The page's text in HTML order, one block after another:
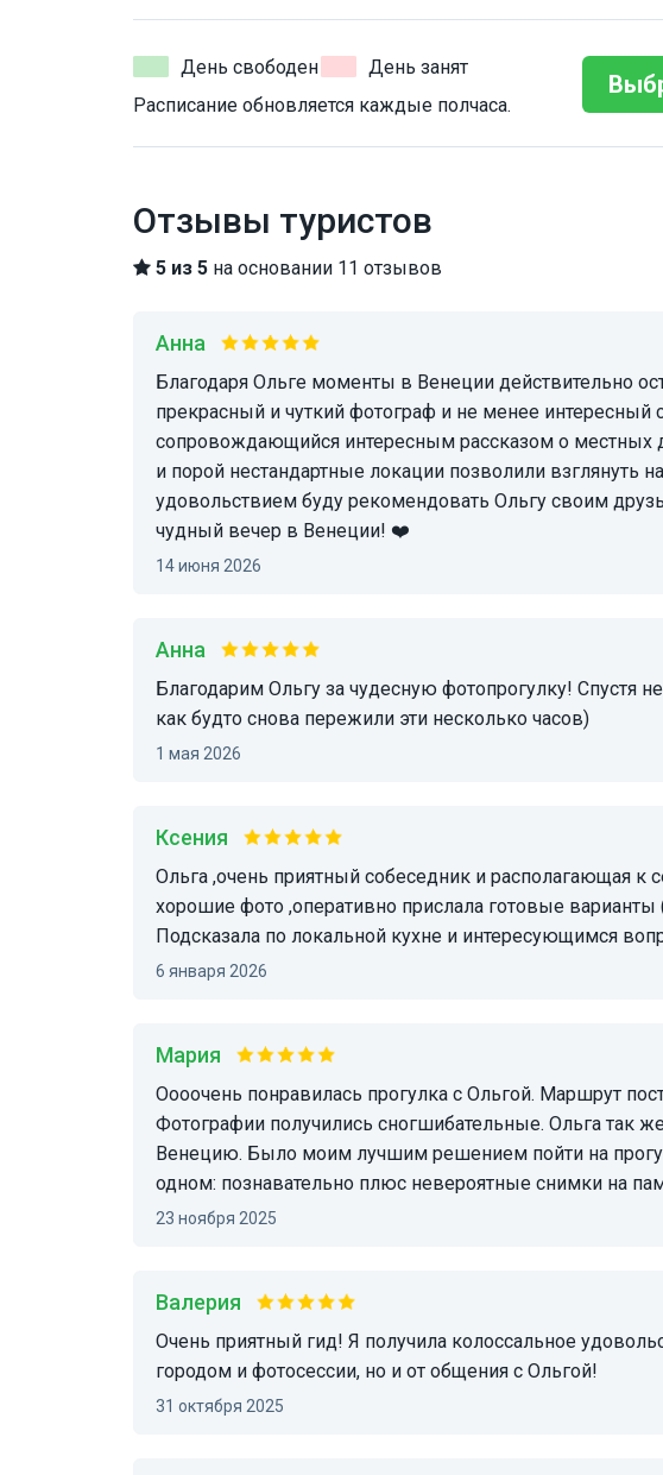
День свободен
День занят
Расписание обновляется каждые полчаса.
Отзывы туристов
5 из 5 на основании 11 отзывов
Анна
Благодаря Ольге моменты в Венеции действительно останутся счастливыми! Ольга
прекрасный и чуткий фотограф и не менее
сопровождающийся интересным рассказом о местных
и порой нестандартные локации позволили взглянуть
удовольствием буду рекомендовать Ольгу своим
чудный вечер в Венеции! ❤️
14 июня 2026
Анна
Благодарим Ольгу за чудесную фотопрогулку! Спустя неделю получили прекрасные фото и
как будто снова пережили эти несколько часов)
1 мая 2026
Ксения
Ольга ,очень приятный собеседник и располагающая к себе девушка ! Сделал очень
хорошие фото ,оперативно прислала готовые
Подсказала по локальной кухне и интересующимся
6 января 2026
Мария
Оооочень понравилась прогулка с Ольгой. Маршрут построен грамотно, без толп туристов.
Фотографии получились сногшибательные. Ольга так
Венецию. Было моим лучшим решением пойти на
одном: познавательно плюс невероятные снимки на
23 ноября 2025
Валерия
Очень приятный гид! Я получила колоссальное удовольствие не только он знакомства с
городом и фотосессии, но и от общения с Ольгой!
31 октября 2025